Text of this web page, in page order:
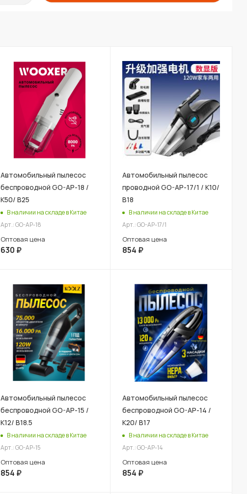
Автомобильный пылесос
беспроводной GO-AP-18 /
К50/ В25
В наличии на складе в Китае
Арт.: GO-AP-18
Оптовая цена
630 ₽
Автомобильный пылесос
проводной GO-AP-17/1 / К10/
В18
В наличии на складе в Китае
Арт.: GO-AP-17/1
Оптовая цена
854 ₽
Автомобильный пылесос
беспроводной GO-AP-15 /
К12/ В18.5
В наличии на складе в Китае
Арт.: GO-AP-15
Оптовая цена
854 ₽
Автомобильный пылесос
беспроводной GO-AP-14 /
К20/ В17
В наличии на складе в Китае
Арт.: GO-AP-14
Оптовая цена
854 ₽